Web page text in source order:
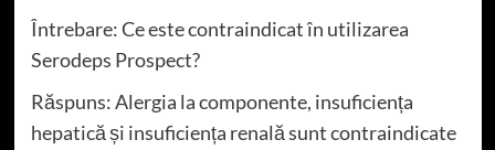
Întrebare: Ce este contraindicat în utilizarea
Serodeps Prospect?
Răspuns: Alergia la componente, insuficiența
hepatică și insuficiența renală sunt contraindicate